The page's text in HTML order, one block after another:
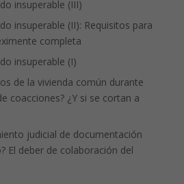
insuperable (III)
insuperable (II): Requisitos para
completa
insuperable (I)
de la vivienda común durante
coacciones? ¿Y si se cortan a
judicial de documentación
El deber de colaboración del